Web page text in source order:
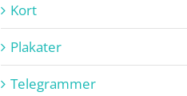
Kort
Plakater
Telegrammer